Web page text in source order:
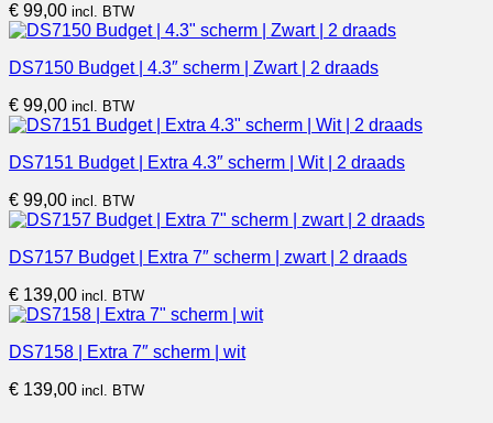
€ 99,00 incl. BTW
DS7150 Budget | 4.3″ scherm | Zwart | 2 draads
€ 99,00 incl. BTW
DS7151 Budget | Extra 4.3″ scherm | Wit | 2 draads
€ 99,00 incl. BTW
DS7157 Budget | Extra 7″ scherm | zwart | 2 draads
€ 139,00 incl. BTW
DS7158 | Extra 7″ scherm | wit
€ 139,00 incl. BTW